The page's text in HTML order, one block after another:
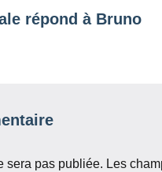
répond à Bruno
sera pas publiée. Les